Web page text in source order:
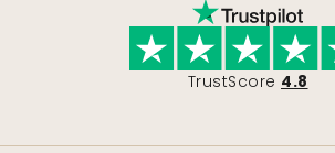
TrustScore 4.8